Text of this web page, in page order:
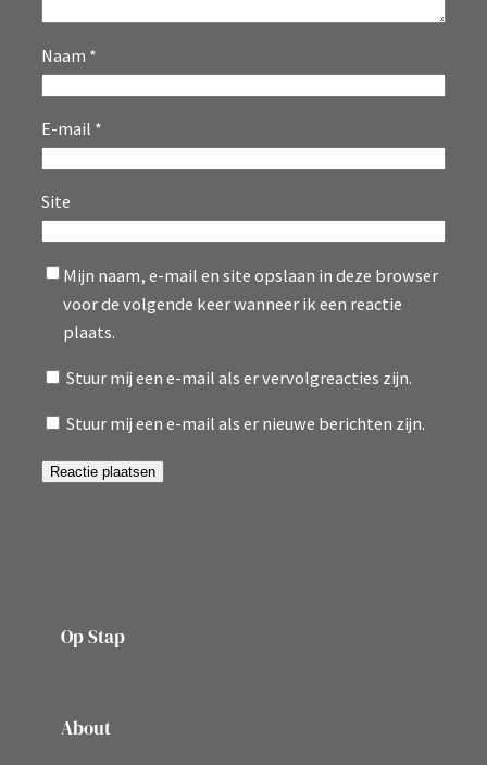
Naam *
E-mail *
Site
Mijn naam, e-mail en site opslaan in deze browser
voor de volgende keer wanneer ik een reactie
plaats.
Stuur mij een e-mail als er vervolgreacties zijn.
Stuur mij een e-mail als er nieuwe berichten zijn.
Op Stap
About